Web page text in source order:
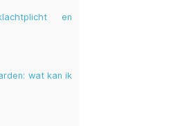
en
wat kan ik